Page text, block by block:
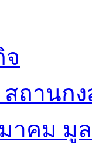
จ
ถานกง
าคม มู